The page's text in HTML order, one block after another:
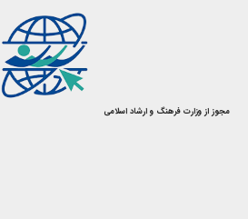
مجوز از وزارت فرهنگ و ارشاد اسلامی